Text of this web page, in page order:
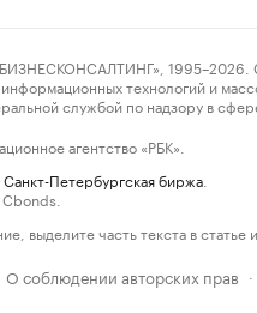
1995–2026.
технологий и
службой по надзору в
агентство «РБК».
Санкт-Петербургская биржа
выделите часть текста в статье
О соблюдении авторских прав ·